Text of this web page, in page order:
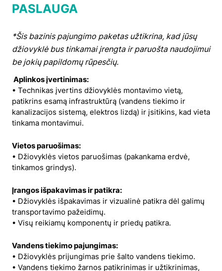
PASLAUGA
*Šis bazinis pajungimo paketas užtikrina, kad jūsų
džiovyklė bus tinkamai įrengta ir paruošta naudojimui
be jokių papildomų rūpesčių.
Aplinkos įvertinimas:
• Technikas įvertins džiovyklės montavimo vietą,
patikrins esamą infrastruktūrą (vandens tiekimo ir
kanalizacijos sistemą, elektros lizdą) ir įsitikins, kad vieta
tinkama montavimui.
Vietos paruošimas:
• Džiovyklės vietos paruošimas (pakankama erdvė,
tinkamos grindys).
Įrangos išpakavimas ir patikra:
• Džiovyklės išpakavimas ir vizualinė patikra dėl galimų
transportavimo pažeidimų.
• Visų reikiamų komponentų ir priedų patikra.
Vandens tiekimo pajungimas:
• Džiovyklės prijungimas prie šalto vandens tiekimo.
• Vandens tiekimo žarnos patikrinimas ir užtikrinimas,